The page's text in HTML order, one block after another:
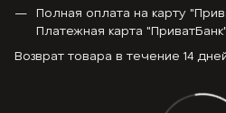
Полная оплата на карту
Платежная карта "ПриватБанк"
Возврат товара в течение 14